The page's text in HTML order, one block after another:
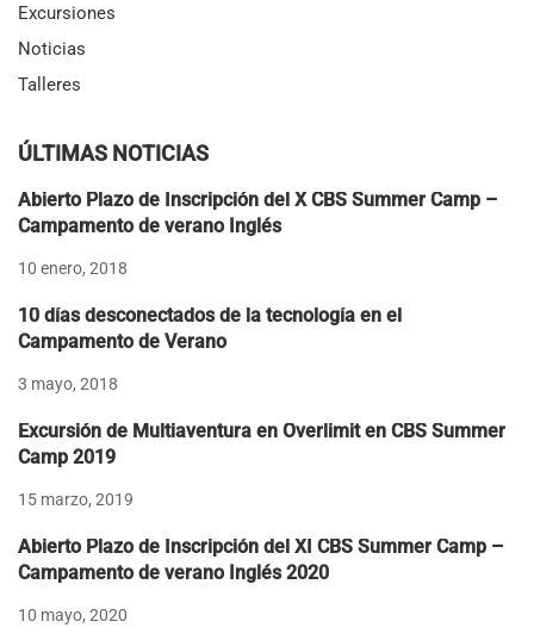
Excursiones
Noticias
Talleres
ÚLTIMAS NOTICIAS
Abierto Plazo de Inscripción del X CBS Summer Camp –
Campamento de verano Inglés
10 enero, 2018
10 días desconectados de la tecnología en el
Campamento de Verano
3 mayo, 2018
Excursión de Multiaventura en Overlimit en CBS Summer
Camp 2019
15 marzo, 2019
Abierto Plazo de Inscripción del XI CBS Summer Camp –
Campamento de verano Inglés 2020
10 mayo, 2020